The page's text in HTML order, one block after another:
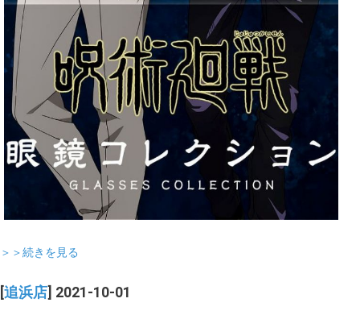
＞＞続きを見る
追浜店 ] 2021-10-01